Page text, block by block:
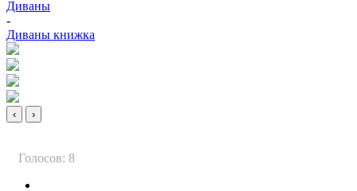
Диваны
-
Диваны книжка
‹ ›
Голосов: 8